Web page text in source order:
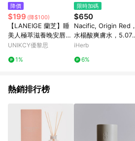
降價
$199 (降$100)
【LANEIGE 蘭芝】睡
美人極萃滋養晚安唇膜
（甜莓）8g
UNIKCY優黎思
1%
限時加碼
$650
Nacific, Origin Red，
水楊酸爽膚水，5.07
液量盎司（150 毫升）
iHerb
6%
熱銷排行榜